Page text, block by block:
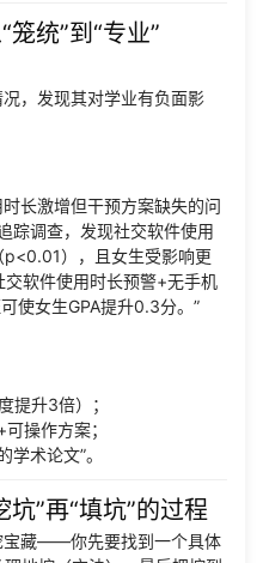
统”到“专业”
，发现其对学业有负面影
长激增但干预方案缺失的问
踪调查，发现社交软件使用
p<0.01），且女生受影响更
软件使用时长预警+无手机
使女生GPA提升0.3分。”
提升3倍）；
操作方案；
学术论文”。
”再“填坑”的过程
宝藏——你先要找到一个具体